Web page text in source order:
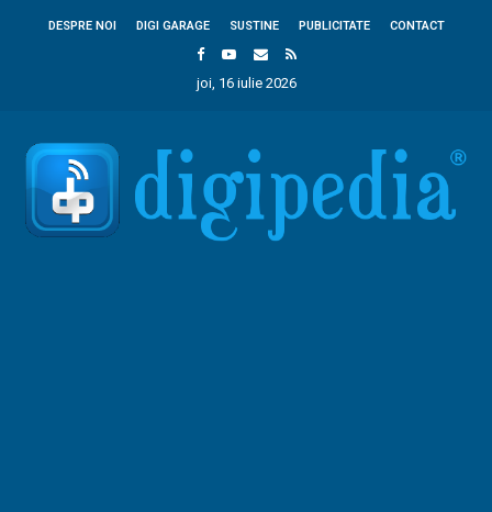
DESPRE NOI DIGI GARAGE SUSTINE PUBLICITATE CONTACT
joi, 16 iulie 2026